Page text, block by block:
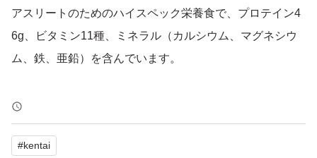
アスリートのためのハイスペック栄養食で、プロテイン4
6g、ビタミン11種、ミネラル（カルシウム、マグネシウ
ム、鉄、亜鉛）を含んでいます。
【表記・型番】
MRP PRO ココア風味 65g
#kentai